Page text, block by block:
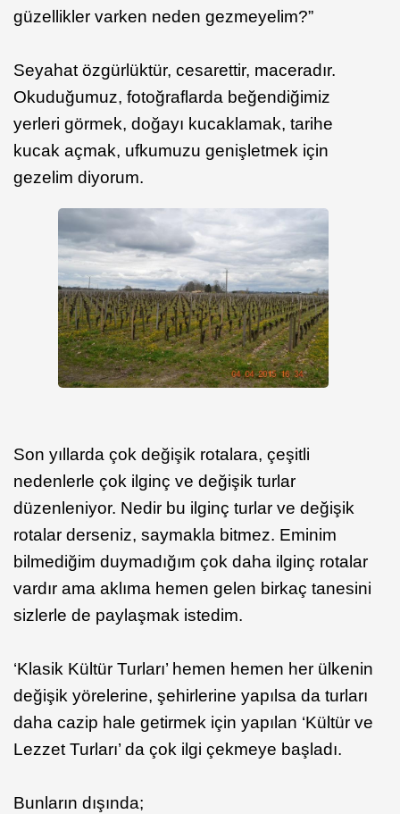
güzellikler varken neden gezmeyelim?”
Seyahat özgürlüktür, cesarettir, maceradır.
Okuduğumuz, fotoğraflarda beğendiğimiz
yerleri görmek, doğayı kucaklamak, tarihe
kucak açmak, ufkumuzu genişletmek için
gezelim diyorum.
Son yıllarda çok değişik rotalara, çeşitli
nedenlerle çok ilginç ve değişik turlar
düzenleniyor. Nedir bu ilginç turlar ve değişik
rotalar derseniz, saymakla bitmez. Eminim
bilmediğim duymadığım çok daha ilginç rotalar
vardır ama aklıma hemen gelen birkaç tanesini
sizlerle de paylaşmak istedim.
‘Klasik Kültür Turları’ hemen hemen her ülkenin
değişik yörelerine, şehirlerine yapılsa da turları
daha cazip hale getirmek için yapılan ‘Kültür ve
Lezzet Turları’ da çok ilgi çekmeye başladı.
Bunların dışında;